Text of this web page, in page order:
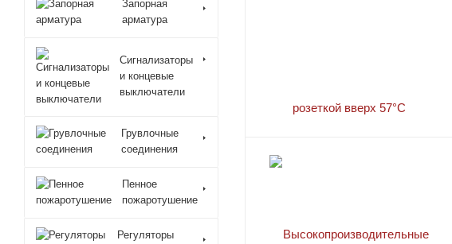
TY9226 ESFR-25
Window Issue A
АНГАР-К160В
АНГАР-К160Н
ЗАВЕСА-12
ЗАВЕСА-8
СТАНДАРТ-10В
СТАНДАРТ-10Н
СТАНДАРТ-115Н
Запорная
арматура
Сигнализаторы
и концевые
выключатели
Грувлочные
соединения
Пенное
пожаротушение
Регуляторы